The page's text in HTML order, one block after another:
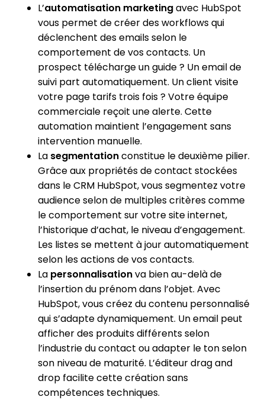
L’automatisation marketingavec HubSpot
vous permet de créer des workflows qui
déclenchent des emails selon le
comportement de vos contacts. Un
prospect télécharge un guide ? Un email de
suivi part automatiquement. Un client visite
votre page tarifs trois fois ? Votre équipe
commerciale reçoit une alerte. Cette
automation maintient l’engagement sans
intervention manuelle.
La segmentationconstitue le deuxième pilier.
Grâce aux propriétés de contact stockées
dans le CRM HubSpot, vous segmentez votre
audience selon de multiples critères comme
le comportement sur votre site internet,
l’historique d’achat, le niveau d’engagement.
Les listes se mettent à jour automatiquement
selon les actions de vos contacts.
La personnalisationva bien au-delà de
l’insertion du prénom dans l’objet. Avec
HubSpot, vous créez du contenu personnalisé
qui s’adapte dynamiquement. Un email peut
afficher des produits différents selon
l’industrie du contact ou adapter le ton selon
son niveau de maturité. L’éditeur drag and
drop facilite cette création sans
compétences techniques.